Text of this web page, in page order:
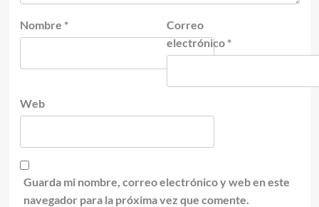
Nombre *
Correo
electrónico *
Web
Guarda mi nombre, correo electrónico y web en este
navegador para la próxima vez que comente.